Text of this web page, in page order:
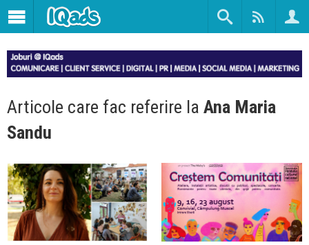
Articole care fac referire la Ana Maria
Sandu